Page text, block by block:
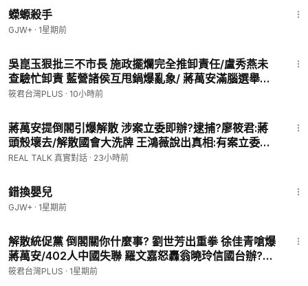
🔴 REAL TALK 真實對話｜直球質問、人物專訪、沒有腳本的真
youtube.com/@realtalkreal
🟣 筱君直播間｜即時互動、最直接的陪伴
https://www.youtube.com/channel/UCVs7YbroaE9e-1wfPos
🟡 豐臺新媒體｜官方網站｜即時新聞・政治・國際・社會
fantasticnewmedia.com
蠑螈殺手
GJW+ · 1星期前
吳崑玉狠批三不市長 施政擺爛完全推卸責任/盧秀燕未
查驗忙卸責 藍營諸侯互甩鍋爆亂象/ 蔣萬安滿腦選舉算
計 無視幼童安全引爆民怨/蔣萬安見好不收惹災禍 拋倒
筱君台灣PLUS · 10小時前
蔣萬安提倒閣引爆解散 涉案立委即辦?逮捕?廖筱君:蔣
頭殼壞去/解散國會大洗牌 王鴻薇說出真相:有案立委在
身不少/蔣萬安提倒閣 涉案立委末日降臨｜20260805
REAL TALK 真實對話 · 23小時前
錯換嬰兒
GJW+ · 1星期前
解散統促黨 倒閣關你什麼事? 劉世芳出重拳 徐佳青嗆爆
蔣萬安/402人中國失聯 羅文嘉怒轟翁曉玲信國台辦?台
灣?/倒閣關你什麼事? 徐佳青嗆爆蔣萬安:別只想中央!｜
筱君台灣PLUS · 1星期前